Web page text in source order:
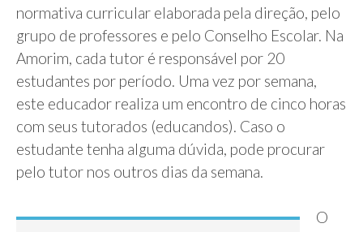
normativa curricular elaborada pela direção, pelo
grupo de professores e pelo Conselho Escolar. Na
Amorim, cada tutor é responsável por 20
estudantes por período. Uma vez por semana,
este educador realiza um encontro de cinco horas
com seus tutorados (educandos). Caso o
estudante tenha alguma dúvida, pode procurar
pelo tutor nos outros dias da semana.
O